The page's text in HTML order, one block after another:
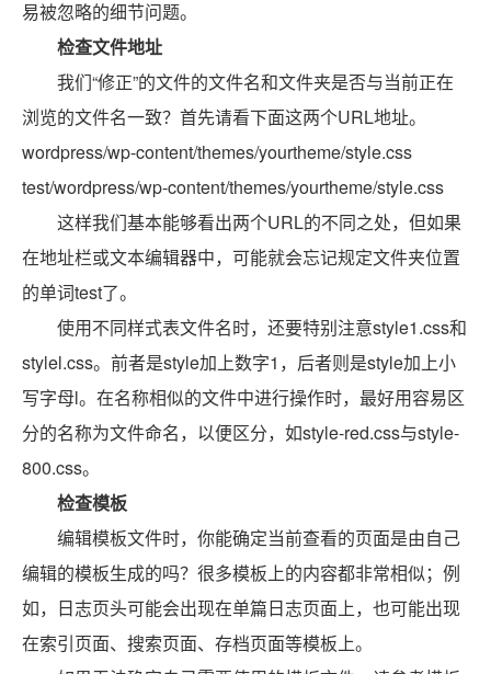
易被忽略的细节问题。
检查文件地址
我们“修正”的文件的文件名和文件夹是否与当前正在
浏览的文件名一致？首先请看下面这两个URL地址。
wordpress/wp-content/themes/yourtheme/style.css
test/wordpress/wp-content/themes/yourtheme/style.css
这样我们基本能够看出两个URL的不同之处，但如果
在地址栏或文本编辑器中，可能就会忘记规定文件夹位置
的单词test了。
使用不同样式表文件名时，还要特别注意style1.css和
stylel.css。前者是style加上数字1，后者则是style加上小
写字母l。在名称相似的文件中进行操作时，最好用容易区
分的名称为文件命名，以便区分，如style-red.css与style-
800.css。
检查模板
编辑模板文件时，你能确定当前查看的页面是由自己
编辑的模板生成的吗？很多模板上的内容都非常相似；例
如，日志页头可能会出现在单篇日志页面上，也可能出现
在索引页面、搜索页面、存档页面等模板上。